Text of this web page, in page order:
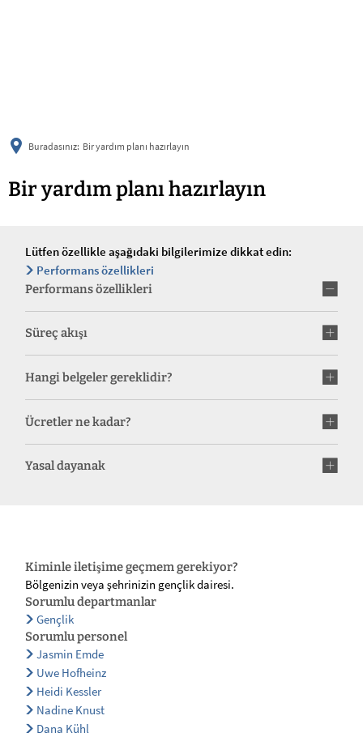
Buradasınız: Bir yardım planı hazırlayın
Bir yardım planı hazırlayın
Lütfen özellikle aşağıdaki bilgilerimize dikkat edin:
Performans özellikleri
Performans özellikleri
Süreç akışı
Hangi belgeler gereklidir?
Ücretler ne kadar?
Yasal dayanak
Kiminle iletişime geçmem gerekiyor?
Bölgenizin veya şehrinizin gençlik dairesi.
Sorumlu departmanlar
Gençlik
Sorumlu personel
Jasmin Emde
Uwe Hofheinz
Heidi Kessler
Nadine Knust
Dana Kühl